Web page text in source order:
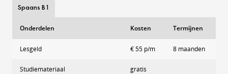
Spaans B1
Onderdelen Kosten Termijnen
Lesgeld € 55 p/m 8 maanden
Studiemateriaal gratis